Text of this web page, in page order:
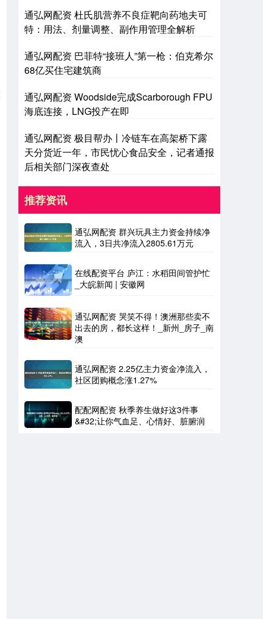
通弘网配资 杜氏肌营养不良症靶向药地夫可
特：用法、剂量调整、副作用管理全解析
通弘网配资 巴菲特“接班人”第一枪：伯克希尔
68亿买住宅建筑商
通弘网配资 Woodside完成Scarborough FPU
海底连接，LNG投产在即
通弘网配资 极目帮办丨冷链车在高架桥下露
天分货近一年，市民忧心食品安全，记者通报
后相关部门深夜查处
推荐资讯
通弘网配资 群兴玩具主力资金持续净
流入，3日共净流入2805.61万元
在线配资平台 庐江：水稻田间管护忙
_大皖新闻 | 安徽网
通弘网配资 哭笑不得！澳洲那些卖不
出去的房，都长这样！_新州_房子_南
澳
通弘网配资 2.25亿主力资金净流入，
社区团购概念涨1.27%
配配网配资 秋季养生做好这3件事
&#32;让你气血足、心情好、脏腑润